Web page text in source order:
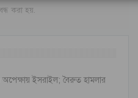
করা হয়.
অপেক্ষায় ইসরাইল; বৈরুত হামলার